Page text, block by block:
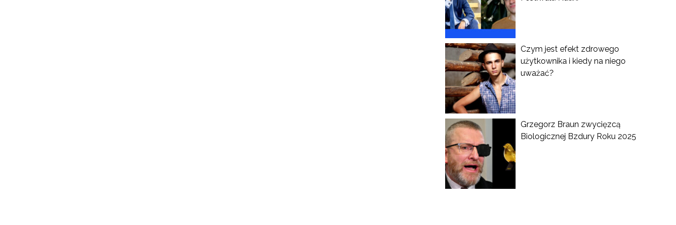
Czym jest efekt zdrowego
użytkownika i kiedy na niego
uważać?
Grzegorz Braun zwycięzcą
Biologicznej Bzdury Roku 2025